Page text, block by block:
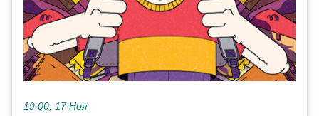
19:00, 17 Ноя